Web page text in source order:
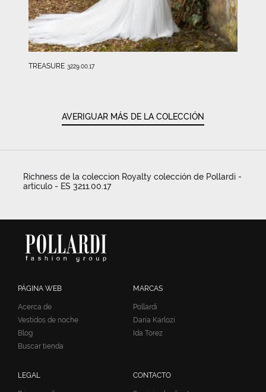
TREASURE 3229.00.17
AVERIGUAR MÁS DE LA COLECCIÓN
Richness de la coleccion Royalty colección de Pollardi -
articulo - ES 3211.00.17
PÁGINA WEB
Acerca de
Vestidos de noche
Blog
Buscar tienda
MARCAS
Pollardi
Daria Karlozi
Ida Torez
LEGAL CONTACTO